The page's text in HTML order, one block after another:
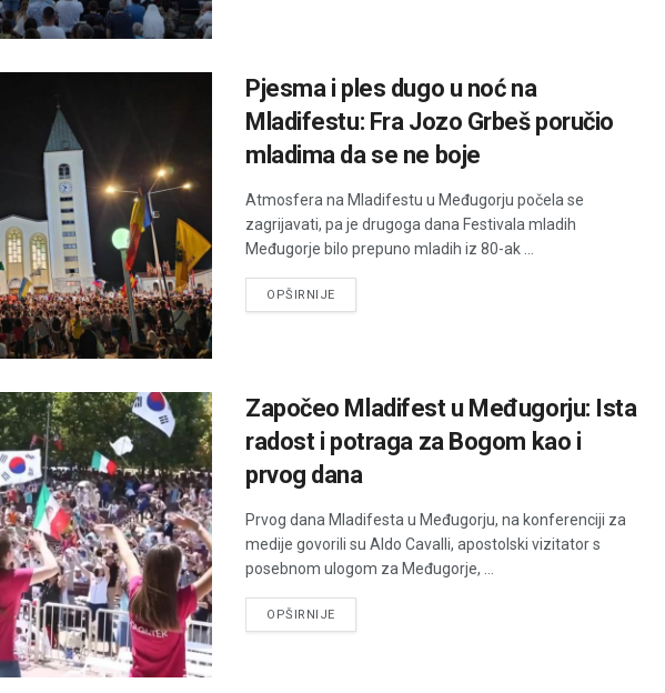
Pjesma i ples dugo u noć na
Mladifestu: Fra Jozo Grbeš poručio
mladima da se ne boje
Atmosfera na Mladifestu u Međugorju počela se
zagrijavati, pa je drugoga dana Festivala mladih
Međugorje bilo prepuno mladih iz 80-ak ...
OPŠIRNIJEDETAILS
Započeo Mladifest u Međugorju: Ista
radost i potraga za Bogom kao i
prvog dana
Prvog dana Mladifesta u Međugorju, na konferenciji za
medije govorili su Aldo Cavalli, apostolski vizitator s
posebnom ulogom za Međugorje, ...
OPŠIRNIJEDETAILS